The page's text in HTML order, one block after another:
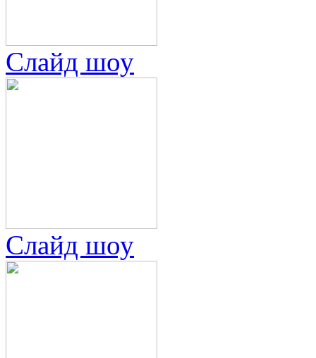
Слайд шоу
Слайд шоу